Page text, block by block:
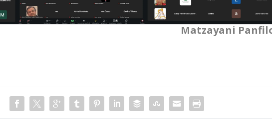
Matzayani